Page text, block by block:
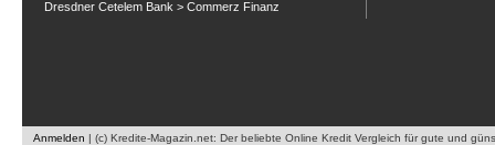
Dresdner Cetelem Bank > Commerz Finanz
Anmelden | (c) Kredite-Magazin.net: Der beliebte Online Kredit Vergleich für gute und